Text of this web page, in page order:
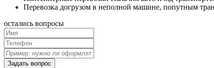
Перевозка догрузом в неполной машине, попутным
остались вопросы
Задать вопрос